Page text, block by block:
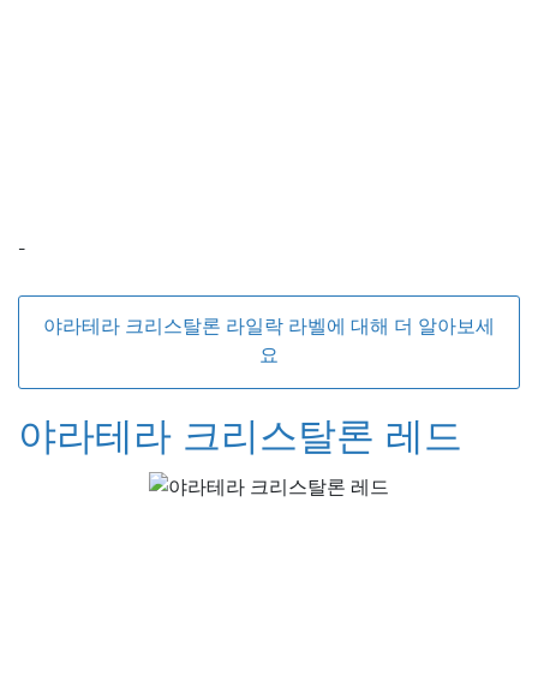
-
야라테라 크리스탈론 라일락 라벨에 대해 더 알아보세
요
야라테라 크리스탈론 레드